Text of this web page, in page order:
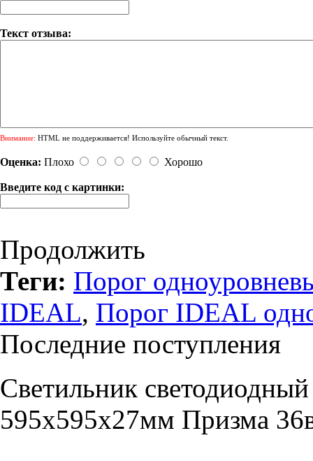
Текст отзыва:
Внимание: HTML не поддерживается! Используйте обычный текст.
Оценка: Плохо Хорошо
Введите код с картинки:
Продолжить
Теги: Порог
IDEAL, Порог IDEAL
Последние поступления
Светильник
595х595х27мм Призма